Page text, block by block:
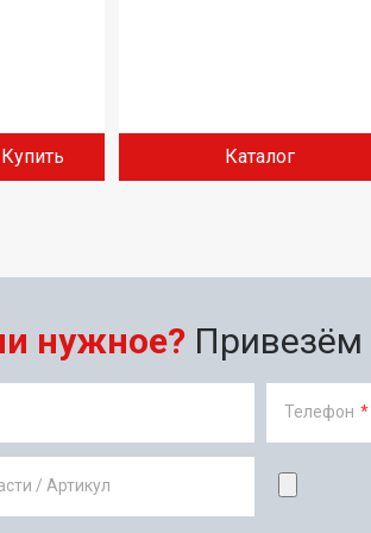
Купить Каталог
нужное? Привезём
Телефон *
/ Артикул